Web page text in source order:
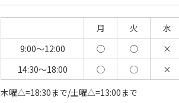
月 火 水
9:00～12:00
◯ ◯ ×
14:30～18:00
◯ ◯ ×
木曜△=18:30まで/土曜△=13:00まで